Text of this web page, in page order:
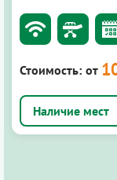
Стоимость: от